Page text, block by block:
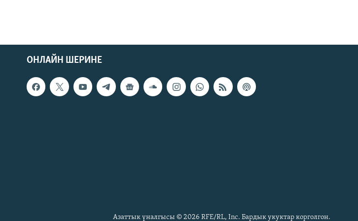
ОНЛАЙН ШЕРИНЕ
Азаттык үналгысы © 2026 RFE/RL, Inc. Бардык укуктар корголгон.